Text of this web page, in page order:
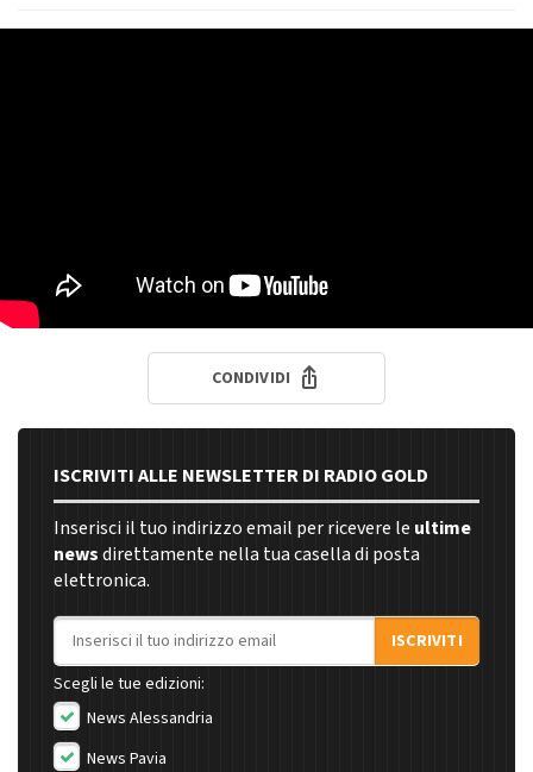
CONDIVIDI
ISCRIVITI ALLE NEWSLETTER DI RADIO GOLD
Inserisci il tuo indirizzo email per ricevere le ultime
newsdirettamente nella tua casella di posta
elettronica.
Indirizzo email
ISCRIVITI
Scegli le tue edizioni:
News Alessandria
News Pavia